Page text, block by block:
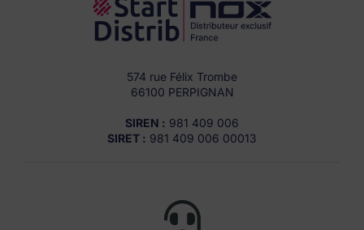
574 rue Félix Trombe
66100 PERPIGNAN
SIREN : 981 409 006
SIRET : 981 409 006 00013